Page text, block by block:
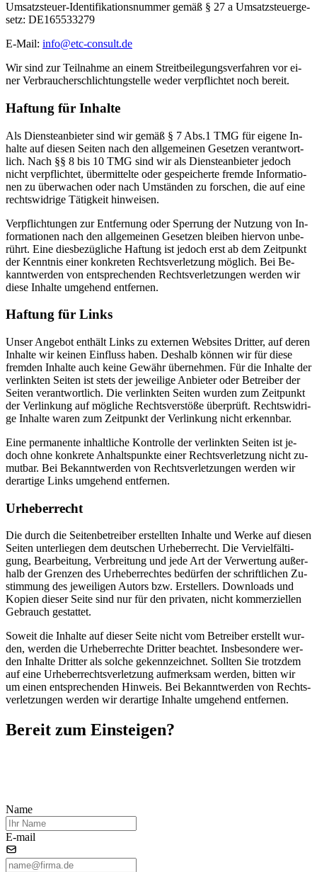
Um­satz­steu­er-Iden­ti­fi­ka­ti­ons­num­mer ge­mäß § 27 a Um­satz­steu­er­ge­
setz: DE165533279
E-Mail: info@etc-consult.de
Wir sind zur Teil­nah­me an ei­nem Streit­bei­le­gungs­ver­fah­ren vor ei­
ner Ver­brau­cher­schlich­tung­s­tel­le we­der ver­pflich­tet noch be­reit.
Haf­tung für In­hal­te
Als Diens­te­an­bie­ter sind wir ge­mäß § 7 Abs.1 TMG für ei­ge­ne In­
hal­te auf die­sen Sei­ten nach den all­ge­mei­nen Ge­set­zen ver­ant­wort­
lich. Nach §§ 8 bis 10 TMG sind wir als Diens­te­an­bie­ter je­doch
nicht ver­pflich­tet, über­mit­tel­te oder ge­spei­cher­te frem­de In­for­ma­tio­
nen zu über­wa­chen oder nach Um­stän­den zu for­schen, die auf eine
rechts­wid­ri­ge Tä­tig­keit hin­wei­sen.
Ver­pflich­tun­gen zur Ent­fer­nung oder Sper­rung der Nut­zung von In­
for­ma­tio­nen nach den all­ge­mei­nen Ge­set­zen blei­ben hier­von un­be­
rührt. Eine dies­be­züg­li­che Haf­tung ist je­doch erst ab dem Zeit­punkt
der Kennt­nis ei­ner kon­kre­ten Rechts­ver­let­zung mög­lich. Bei Be­
kannt­wer­den von ent­spre­chen­den Rechts­ver­let­zun­gen wer­den wir
die­se In­hal­te um­ge­hend ent­fer­nen.
Haf­tung für Links
Un­ser An­ge­bot ent­hält Links zu ex­ter­nen Web­sites Drit­ter, auf de­ren
In­hal­te wir kei­nen Ein­fluss ha­ben. Des­halb kön­nen wir für die­se
frem­den In­hal­te auch kei­ne Ge­währ über­neh­men. Für die In­hal­te der
ver­link­ten Sei­ten ist stets der je­wei­li­ge An­bie­ter oder Be­trei­ber der
Sei­ten ver­ant­wort­lich. Die ver­link­ten Sei­ten wur­den zum Zeit­punkt
der Ver­lin­kung auf mög­li­che Rechts­ver­stö­ße über­prüft. Rechts­wid­ri­
ge In­hal­te wa­ren zum Zeit­punkt der Ver­lin­kung nicht er­kenn­bar.
Eine per­ma­nen­te in­halt­li­che Kon­trol­le der ver­link­ten Sei­ten ist je­
doch ohne kon­kre­te An­halts­punk­te ei­ner Rechts­ver­let­zung nicht zu­
mut­bar. Bei Be­kannt­wer­den von Rechts­ver­let­zun­gen wer­den wir
der­ar­ti­ge Links um­ge­hend ent­fer­nen.
Ur­he­ber­recht
Die durch die Sei­ten­be­trei­ber er­stell­ten In­hal­te und Wer­ke auf die­sen
Sei­ten un­ter­lie­gen dem deut­schen Ur­he­ber­recht. Die Ver­viel­fäl­ti­
gung, Be­ar­bei­tung, Ver­brei­tung und jede Art der Ver­wer­tung au­ßer­
halb der Gren­zen des Ur­he­ber­rech­tes be­dür­fen der schrift­li­chen Zu­
stim­mung des je­wei­li­gen Au­tors bzw. Er­stel­lers. Down­loads und
Ko­pien die­ser Sei­te sind nur für den pri­va­ten, nicht kom­mer­zi­el­len
Ge­brauch ge­stat­tet.
So­weit die In­hal­te auf die­ser Sei­te nicht vom Be­trei­ber er­stellt wur­
den, wer­den die Ur­he­ber­rech­te Drit­ter be­ach­tet. Ins­be­son­de­re wer­
den In­hal­te Drit­ter als sol­che ge­kenn­zeich­net. Soll­ten Sie trotz­dem
auf eine Ur­he­ber­rechts­ver­let­zung auf­merk­sam wer­den, bit­ten wir
um ei­nen ent­spre­chen­den Hin­weis. Bei Be­kannt­wer­den von Rechts­
ver­let­zun­gen wer­den wir der­ar­ti­ge In­hal­te um­ge­hend ent­fer­nen.
Be­reit zum Ein­stei­gen?
Name
E-mail